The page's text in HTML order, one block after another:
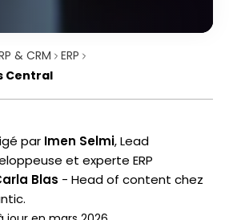
& CRM
ERP
Central
par Imen Selmi,Lead
et experte ERP
Blas - Head of content chez
.